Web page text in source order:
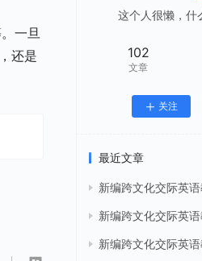
还是
这个人很懒，什
102
文章
关注
最近文章
新编跨文化交际英
新编跨文化交际英
新编跨文化交际英